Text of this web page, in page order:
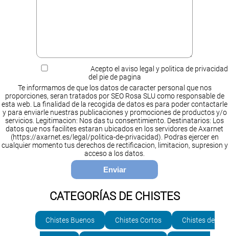
Acepto el aviso legal y politica de privacidad
del pie de pagina
Te informamos de que los datos de caracter personal que nos
proporciones, seran tratados por SEO Rosa SLU como responsable de
esta web. La finalidad de la recogida de datos es para poder contactarle
y para enviarle nuestras publicaciones y promociones de productos y/o
servicios. Legitimacion: Nos das tu consentimiento. Destinatarios: Los
datos que nos facilites estaran ubicados en los servidores de Axarnet
(https://axarnet.es/legal/politica-de-privacidad). Podras ejercer en
cualquier momento tus derechos de rectificacion, limitacion, supresion y
acceso a los datos.
CATEGORÍAS DE CHISTES
Chistes Buenos Chistes Cortos Chistes de